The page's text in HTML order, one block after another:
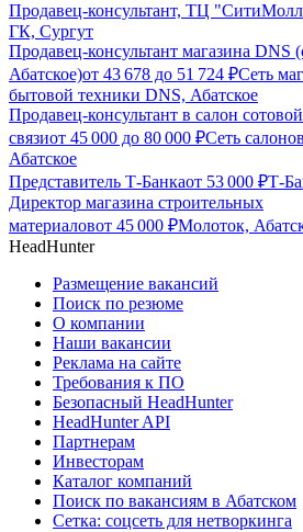
Продавец-консультант, ТЦ
ГК, Сургут
Продавец-консультант магазина DNS
Абатское)от 43 678 до 51 724 ₽Сеть
бытовой техники DNS, Абатское
Продавец-консультант в салон сотовой
связиот 45 000 до 80 000 ₽Сеть
Абатское
Представитель Т-Банкаот 53 000 ₽Т-
Директор магазина строительных
материаловот 45 000 ₽Молоток,
HeadHunter
Размещение вакансий
Поиск по резюме
О компании
Наши вакансии
Реклама на сайте
Требования к ПО
Безопасный HeadHunter
HeadHunter API
Партнерам
Инвесторам
Каталог компаний
Поиск по вакансиям в Абатском
Сетка: соцсеть для нетворкинга